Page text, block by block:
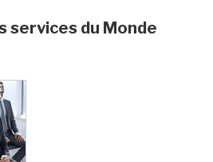
services du Monde